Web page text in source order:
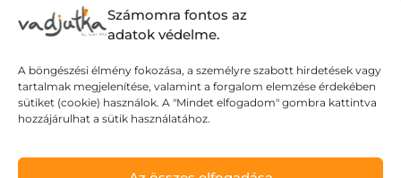
Számomra fontos az
adatok védelme.
A böngészési élmény fokozása, a személyre szabott hirdetések vagy
tartalmak megjelenítése, valamint a forgalom elemzése érdekében
sütiket (cookie) használok. A "Mindet elfogadom" gombra kattintva
hozzájárulhat a sütik használatához.